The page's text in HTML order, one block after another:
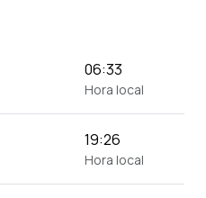
06:33
Hora local
19:26
Hora local